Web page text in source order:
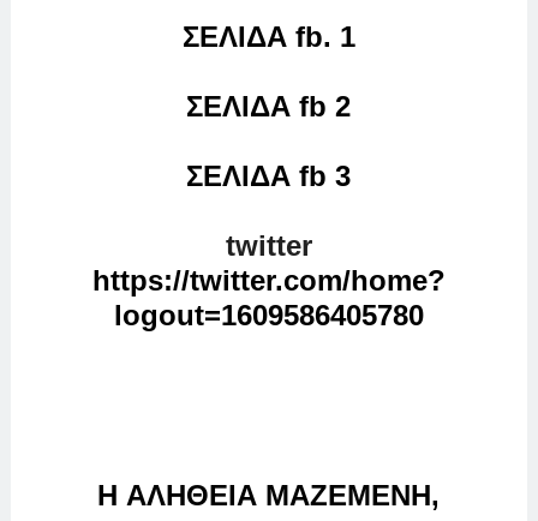
ΣΕΛΙΔΑ fb. 1
ΣΕΛΙΔΑ fb 2
ΣΕΛΙΔΑ fb 3
twitter
https://twitter.com/home?
logout=1609586405780
Η ΑΛΗΘΕΙΑ ΜΑΖΕΜΕΝΗ,